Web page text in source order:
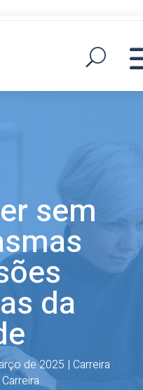
sem
da
de 2025 | Carreira